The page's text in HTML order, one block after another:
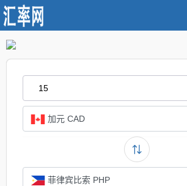
加元 CAD
菲律宾比索 PHP